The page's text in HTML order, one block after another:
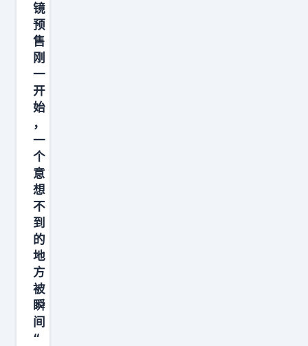
？
1
8
的
老
用
了
，
每
个
月
就
镜
预
售
刚
一
开
始
，
一
个
意
想
不
到
的
地
方
被
瞬
间
“